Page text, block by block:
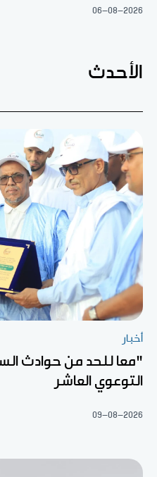
06-08-2026
الأحدث
أخبار
"معا للحد من حوادث
التوعوي العاشر
09-08-2026